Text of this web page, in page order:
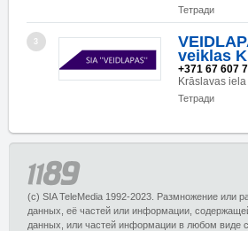
Тетради
3
veiklas
+371 67 607
Krāslavas
Тетради
(c) SIA TeleMedia 1992-2023. Размножение или
данных, её частей или информации,
данных, или частей информации в любом виде